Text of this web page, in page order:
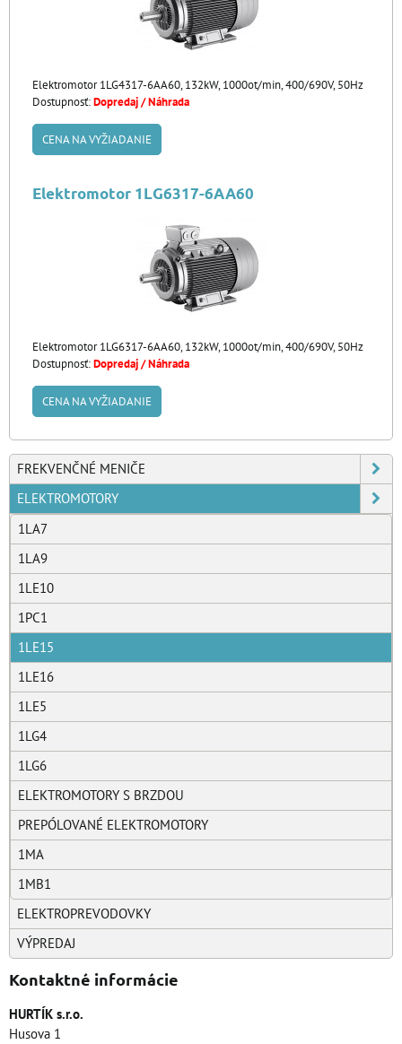
Elektromotor 1LG4317-6AA60, 132kW, 1000ot/min, 400/690V, 50Hz
Dostupnosť:Dopredaj / Náhrada
CENA NA VYŽIADANIE
Elektromotor 1LG6317-6AA60
Elektromotor 1LG6317-6AA60, 132kW, 1000ot/min, 400/690V, 50Hz
Dostupnosť:Dopredaj / Náhrada
CENA NA VYŽIADANIE
FREKVENČNÉ MENIČE
ELEKTROMOTORY
1LA7
1LA9
1LE10
1PC1
1LE15
1LE16
1LE5
1LG4
1LG6
ELEKTROMOTORY S BRZDOU
PREPÓLOVANÉ ELEKTROMOTORY
1MA
1MB1
ELEKTROPREVODOVKY
VÝPREDAJ
Kontaktné informácie
HURTÍK s.r.o.
Husova 1